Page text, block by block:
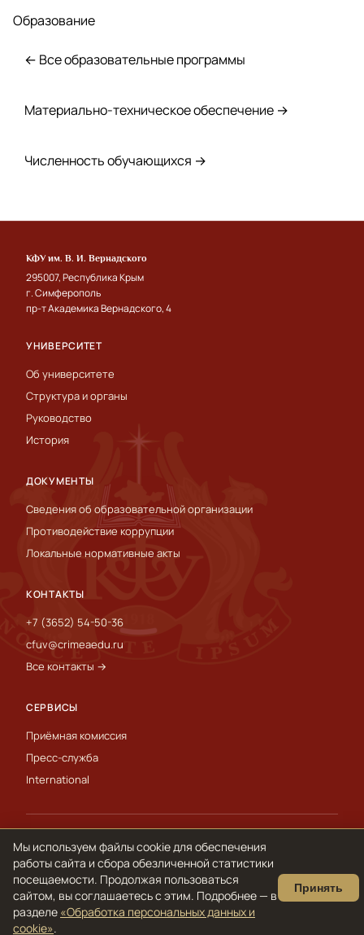
Образование
← Все образовательные программы
Материально-техническое обеспечение →
Численность обучающихся →
КФУ им. В. И. Вернадского
295007, Республика Крым
г. Симферополь
пр-т Академика Вернадского, 4
УНИВЕРСИТЕТ
Об университете
Структура и органы
Руководство
История
ДОКУМЕНТЫ
Сведения об образовательной организации
Противодействие коррупции
Локальные нормативные акты
КОНТАКТЫ
+7 (3652) 54-50-36
cfuv@crimeaedu.ru
Все контакты →
СЕРВИСЫ
Приёмная комиссия
Пресс-служба
International
Обработка персональных данных и cookie
Мы используем файлы cookie для обеспечения
работы сайта и сбора обезличенной статистики
посещаемости. Продолжая пользоваться
сайтом, вы соглашаетесь с этим. Подробнее — в
разделе «Обработка персональных данных и
cookie».
Принять